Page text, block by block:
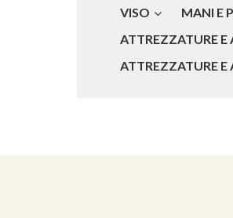
VISO MANI E
ATTREZZATURE E
ATTREZZATURE E